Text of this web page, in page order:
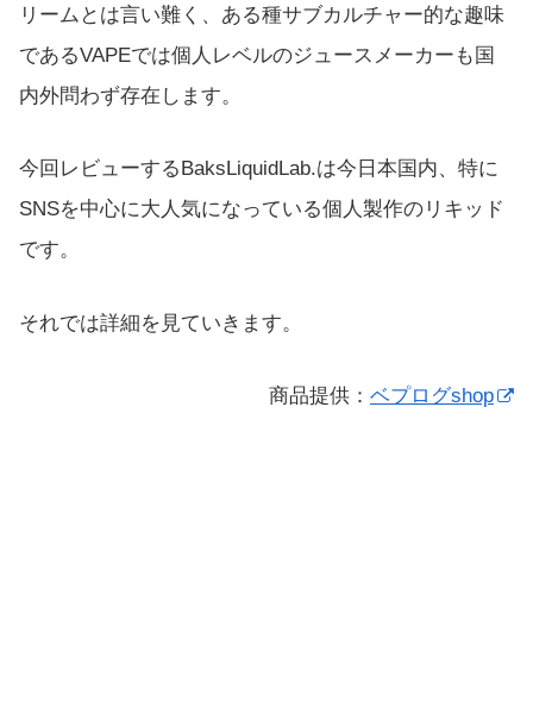
リームとは言い難く、ある種サブカルチャー的な趣味
であるVAPEでは個人レベルのジュースメーカーも国
内外問わず存在します。
今回レビューするBaksLiquidLab.は今日本国内、特に
SNSを中心に大人気になっている個人製作のリキッド
です。
それでは詳細を見ていきます。
商品提供： ベプログshop